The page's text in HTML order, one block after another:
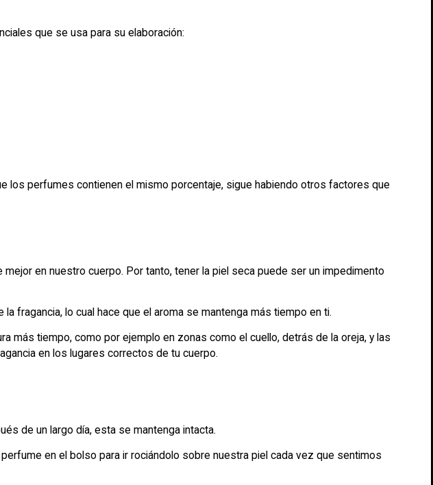
que se usa para su elaboración:
los perfumes contienen el mismo porcentaje, sigue habiendo otros factores que
en nuestro cuerpo. Por tanto, tener la piel seca puede ser un impedimento
fragancia, lo cual hace que el aroma se mantenga más tiempo en ti.
más tiempo, como por ejemplo en zonas como el cuello, detrás de la oreja, y las
en los lugares correctos de tu cuerpo.
de un largo día, esta se mantenga intacta.
en el bolso para ir rociándolo sobre nuestra piel cada vez que sentimos